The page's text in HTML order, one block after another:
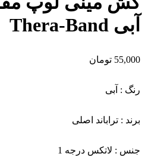
آبی Thera-Band
55,000 تومان
رنگ : آبی
برند : تراباند اصلی
جنس : لاتکس درجه 1